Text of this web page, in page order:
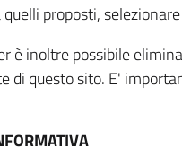
proposti,
è inoltre possibile
di questo sito. E'